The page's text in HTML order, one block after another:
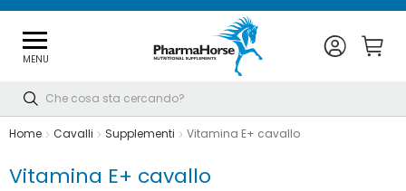
MENU
Cerca
Home Cavalli Supplementi Vitamina E+ cavallo
Vitamina E+ cavallo